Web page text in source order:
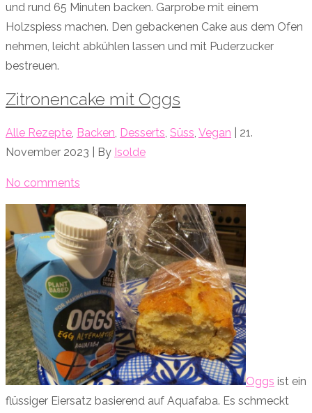
und rund 65 Minuten backen. Garprobe mit einem
Holzspiess machen. Den gebackenen Cake aus dem Ofen
nehmen, leicht abkühlen lassen und mit Puderzucker
bestreuen.
Zitronencake mit Oggs
Alle Rezepte, Backen, Desserts, Süss, Vegan | 21.
November 2023 | By Isolde
No comments
Oggs ist ein
flüssiger Eiersatz basierend auf Aquafaba. Es schmeckt